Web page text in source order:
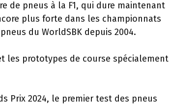
de pneus à la F1, qui dure maintenant
plus forte dans les championnats
du WorldSBK depuis 2004.
les prototypes de course spécialement
Prix 2024, le premier test des pneus